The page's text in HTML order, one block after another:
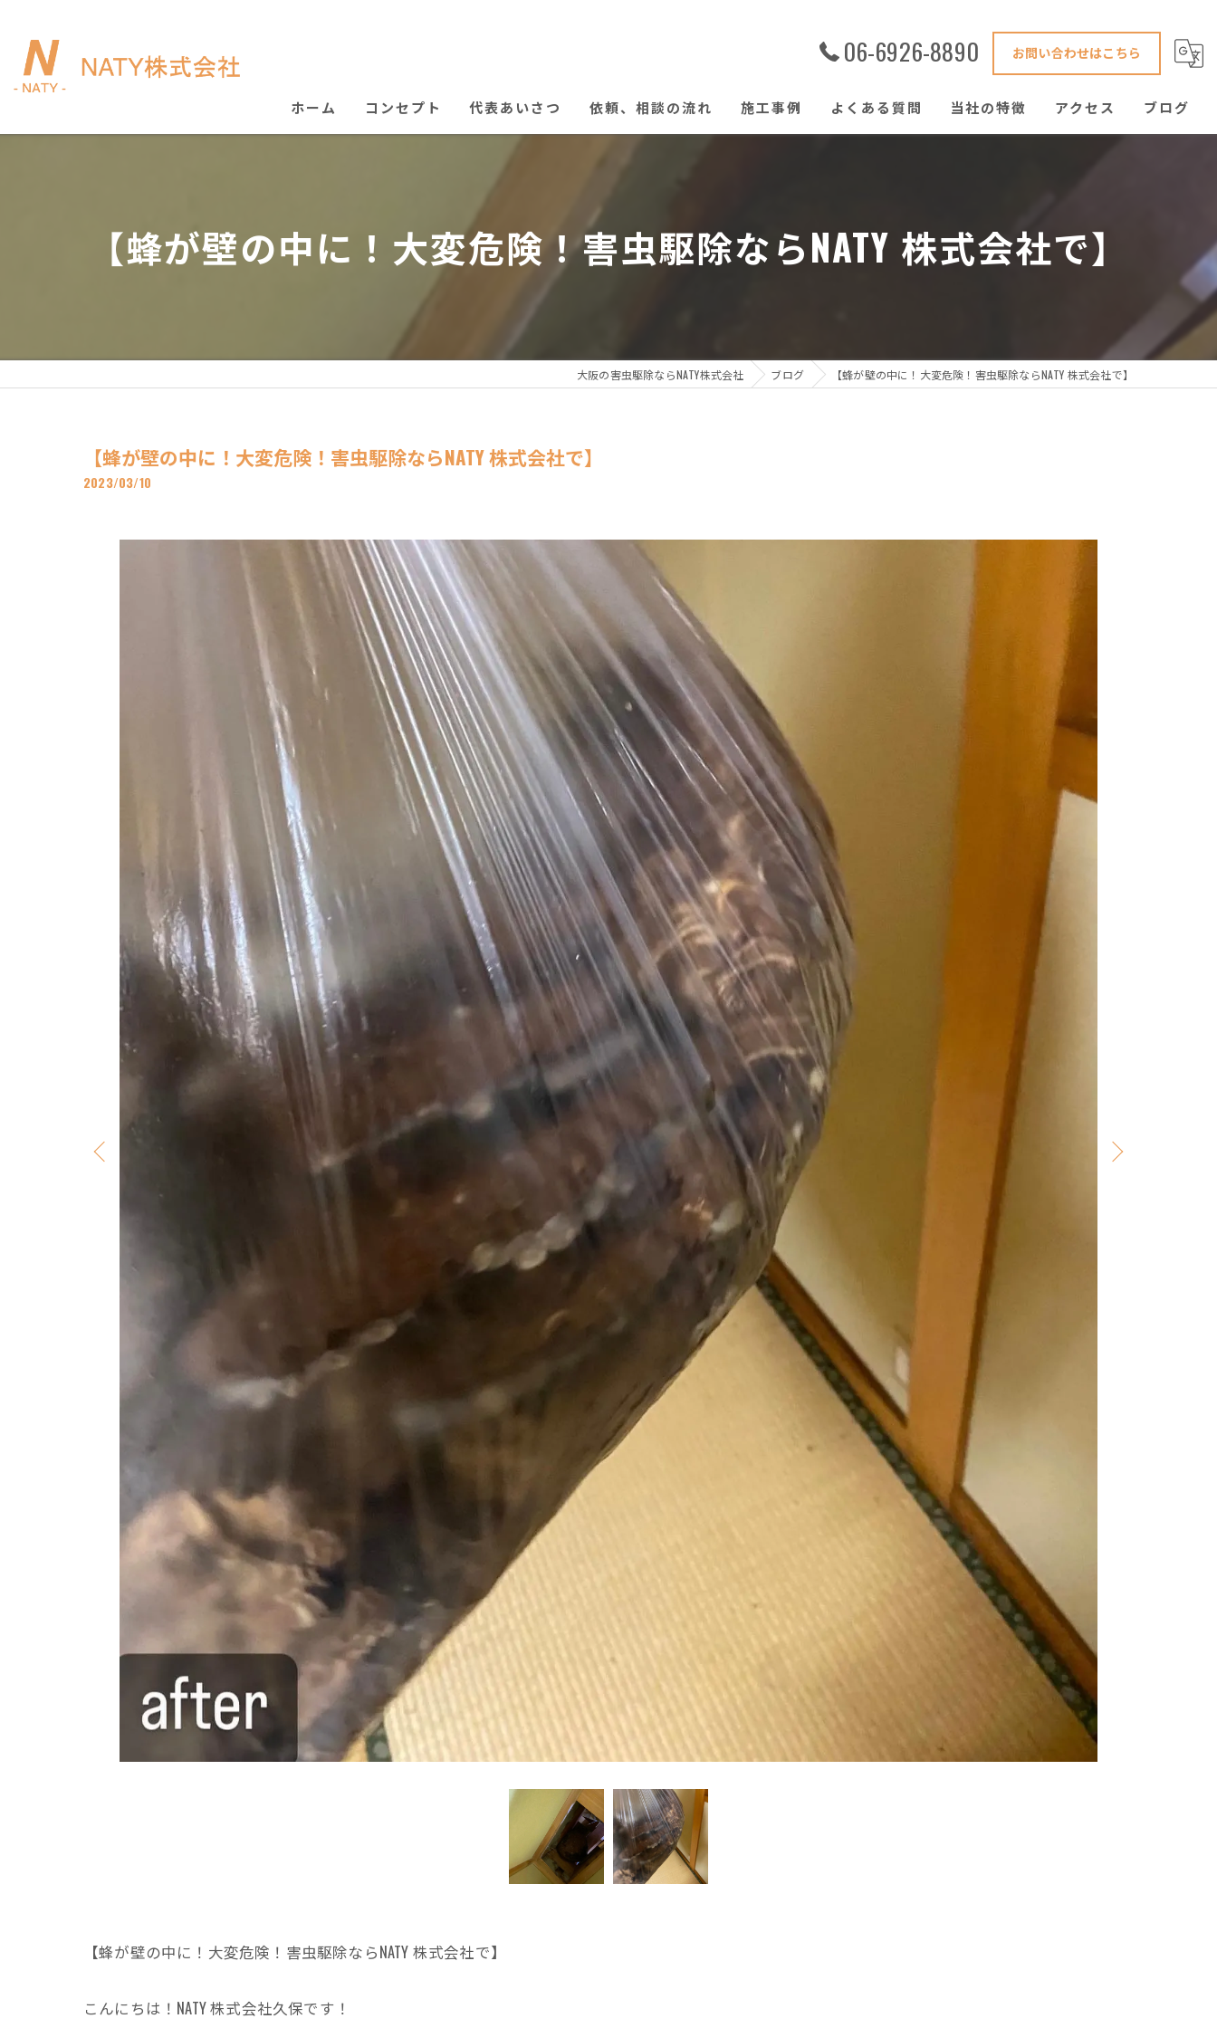
06-6926-8890 お問い合わせはこちら
ホーム コンセプト 代表あいさつ 依頼、相談の流れ 施工事例 よくある質問 当社の特徴
ハウスクリーニング
アクセス ブログ
【蜂が壁の中に！大変危険！害虫駆除ならNATY 株式会社で】
大阪の害虫駆除ならNATY株式会社 ブログ 【蜂が壁の中に！大変危険！害虫駆除ならNATY 株式会社で】
【蜂が壁の中に！大変危険！害虫駆除ならNATY 株式会社で】
2023/03/10
【蜂が壁の中に！大変危険！害虫駆除ならNATY 株式会社で】
こんにちは！NATY 株式会社久保です！